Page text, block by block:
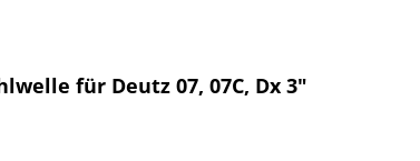
für Deutz 07, 07C, Dx 3"